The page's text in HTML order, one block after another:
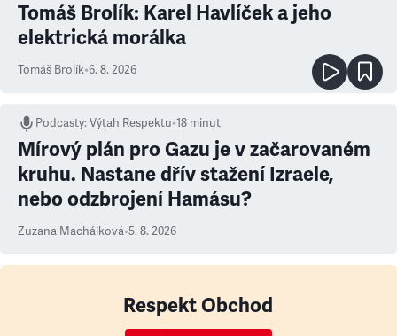
Tomáš Brolík: Karel Havlíček a jeho
elektrická morálka
Tomáš Brolík•6. 8. 2026
Podcasty:Výtah Respektu•18 minut
Mírový plán pro Gazu je v začarovaném
kruhu. Nastane dřív stažení Izraele,
nebo odzbrojení Hamásu?
Zuzana Machálková•5. 8. 2026
Respekt Obchod